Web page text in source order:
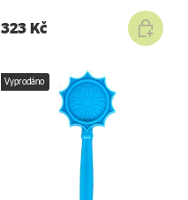
323 Kč
Vyprodáno